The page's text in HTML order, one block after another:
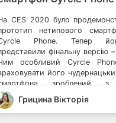
CES 2020 було
нетипового
Phone. Тепер
фінальну версію
особливий Cyrcle
його
зроблений з
що на основі
зроблені з
Грицина Вікторія